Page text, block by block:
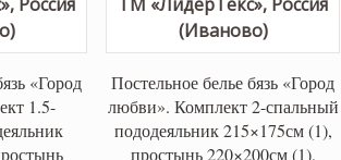
«Город
1.5-
Постельное белье бязь «Город
любви». Комплект 2-спальный
пододеяльник 215×175см (1),
простынь 220×200см (1),